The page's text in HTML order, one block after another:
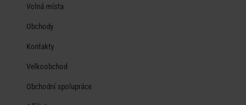
Volná místa
Obchody
Kontakty
Velkoobchod
Obchodní spolupráce